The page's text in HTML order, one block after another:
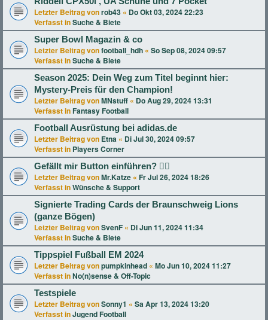
Letzter Beitrag vonrob43 « Do Okt 03, 2024 22:23
Verfasst inSuche & Biete
Super Bowl Magazin & co
Letzter Beitrag vonfootball_hdh « So Sep 08, 2024 09:57
Verfasst inSuche & Biete
Season 2025: Dein Weg zum Titel beginnt hier:
Mystery-Preis für den Champion!
Letzter Beitrag vonMNstuff « Do Aug 29, 2024 13:31
Verfasst in Fantasy Football
Football Ausrüstung bei adidas.de
Letzter Beitrag von Etna « Di Jul 30, 2024 09:57
Verfasst in Players Corner
Gefällt mir Button einführen? 👍🏻
Letzter Beitrag vonMr.Katze « Fr Jul 26, 2024 18:26
Verfasst inWünsche & Support
Signierte Trading Cards der Braunschweig Lions
(ganze Bögen)
Letzter Beitrag vonSvenF « Di Jun 11, 2024 11:34
Verfasst inSuche & Biete
Tippspiel Fußball EM 2024
Letzter Beitrag vonpumpkinhead « Mo Jun 10, 2024 11:27
Verfasst inNo(n)sense & Off-Topic
Testspiele
Letzter Beitrag vonSonny1 « Sa Apr 13, 2024 13:20
Verfasst inJugend Football